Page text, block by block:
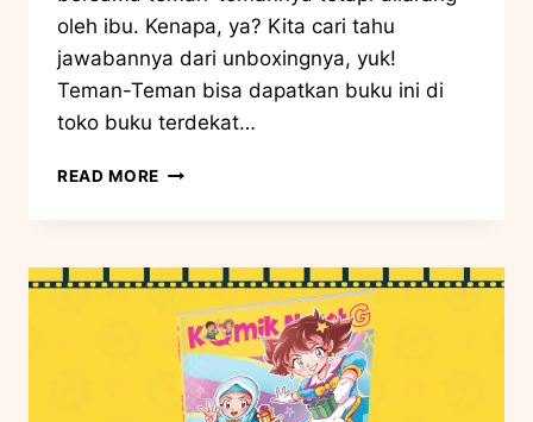
oleh ibu. Kenapa, ya? Kita cari tahu
jawabannya dari unboxingnya, yuk!
Teman-Teman bisa dapatkan buku ini di
toko buku terdekat…
READ MORE